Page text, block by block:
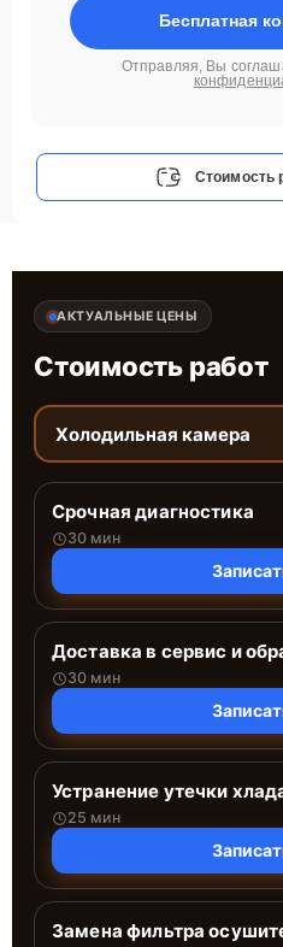
Бесплатная
Отправляя, Вы
Стоимость
АКТУАЛЬНЫЕ ЦЕНЫ
Стоимость работ
Холодильная камера
Срочная диагностика
30 мин
Доставка в сервис и
30 мин
Устранение утечки
25 мин
Замена фильтра